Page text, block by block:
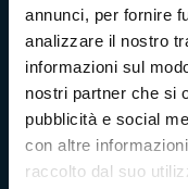
annunci, per fornire
analizzare il nostro
informazioni sul
nostri partner che si
pubblicità e social
con altre
raccolto dal suo
Bandi di concorso
Richieste di accesso
Problemi di accessibilità
Dichiarazione di